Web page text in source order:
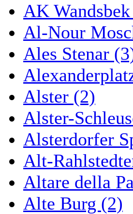
AK
Al-Nour
Ales Stenar
Alster (2)
Alster-
Alsterdorfer
Alt-
Altare della
Alte Burg (2)